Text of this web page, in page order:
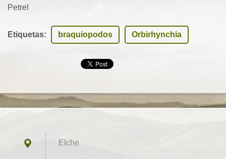
Petrel
Etiquetas: braquiopodos Orbirhynchia
Elche